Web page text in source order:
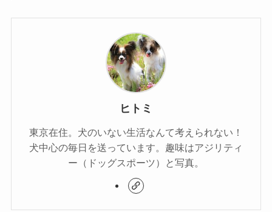
ヒトミ
東京在住。犬のいない生活なんて考えられない！
犬中心の毎日を送っています。趣味はアジリティ
ー（ドッグスポーツ）と写真。